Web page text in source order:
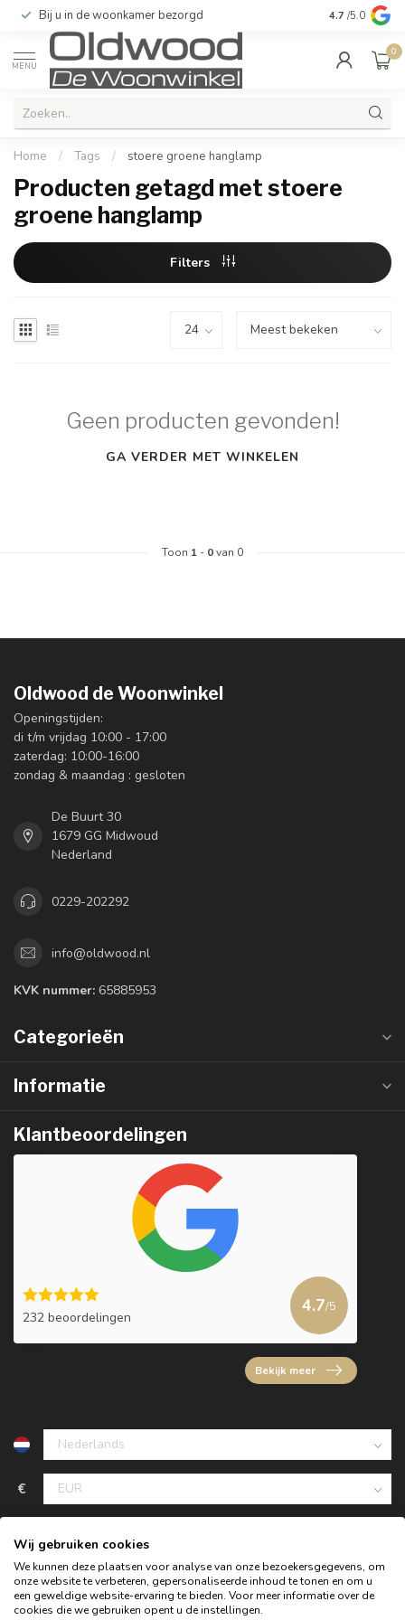
Bij u in de woonkamer bezorgd Kwaliteit &
4.7 /5.0
MENU
0
Home / Tags / stoere groene hanglamp
Producten getagd met stoere
groene hanglamp
Filters
Geen producten gevonden!
GA VERDER MET WINKELEN
Toon 1 - 0van 0
Oldwood de Woonwinkel
Openingstijden:
di t/m vrijdag 10:00 - 17:00
zaterdag: 10:00-16:00
zondag & maandag : gesloten
De Buurt 30
1679 GG Midwoud
Nederland
0229-202292
info@oldwood.nl
KVK nummer: 65885953
Categorieën
Informatie
Klantbeoordelingen
232 beoordelingen
4.7/5
Bekijk meer
€
Wij gebruiken cookies
We kunnen deze plaatsen voor analyse van onze bezoekersgegevens, om
onze website te verbeteren, gepersonaliseerde inhoud te tonen en om u
een geweldige website-ervaring te bieden. Voor meer informatie over de
cookies die we gebruiken opent u de instellingen.